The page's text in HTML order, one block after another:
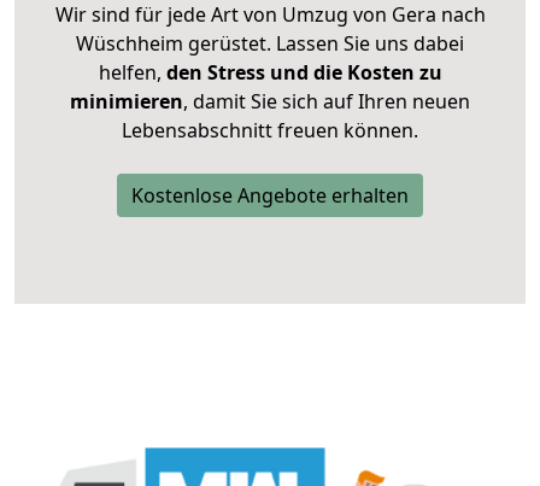
Wir sind für jede Art von Umzug von Gera nach
Wüschheim gerüstet. Lassen Sie uns dabei
helfen, den Stress und die Kosten zu
minimieren, damit Sie sich auf Ihren neuen
Lebensabschnitt freuen können.
Kostenlose Angebote erhalten